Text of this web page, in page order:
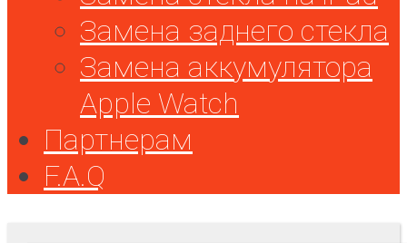
Замена заднего стекла
Замена аккумулятора
Apple Watch
Партнерам
F.A.Q